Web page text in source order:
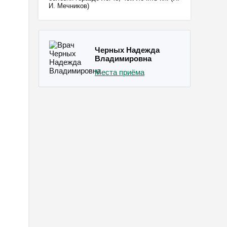
И. Мечников)
Черных Надежда
Владимировна
Места приёма